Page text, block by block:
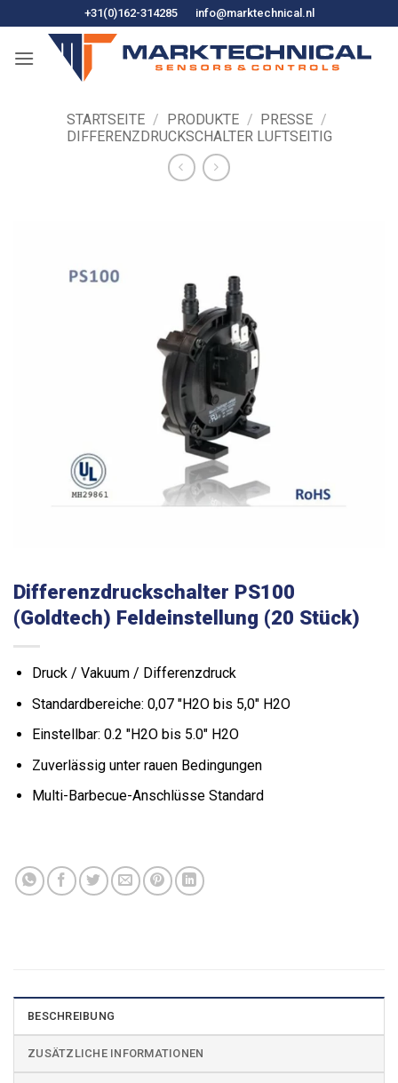
Inhalt
springen
+31(0)162-314285 info@marktechnical.nl
STARTSEITE / PRODUKTE / PRESSE /
DIFFERENZDRUCKSCHALTER LUFTSEITIG
Differenzdruckschalter PS100
(Goldtech) Feldeinstellung (20 Stück)
Druck / Vakuum / Differenzdruck
Standardbereiche: 0,07 "H2O bis 5,0" H2O
Einstellbar: 0.2 "H2O bis 5.0" H2O
Zuverlässig unter rauen Bedingungen
Multi-Barbecue-Anschlüsse Standard
BESCHREIBUNG
ZUSÄTZLICHE INFORMATIONEN